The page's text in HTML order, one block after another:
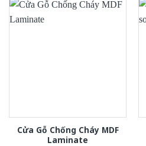
Cửa Gỗ Chống Cháy MDF
Laminate